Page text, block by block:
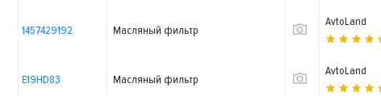
1457429192 Масляный фильтр
AvtoLand
E19HD83 Масляный фильтр
AvtoLand